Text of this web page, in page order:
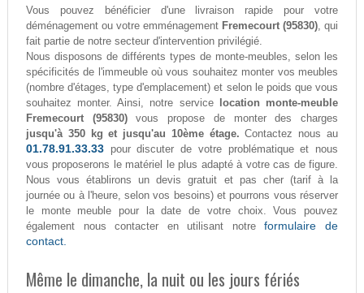
Vous pouvez bénéficier d'une livraison rapide pour votre
déménagement ou votre emménagement Fremecourt (95830), qui
fait partie de notre secteur d'intervention privilégié.
Nous disposons de différents types de monte-meubles, selon les
spécificités de l'immeuble où vous souhaitez monter vos meubles
(nombre d'étages, type d'emplacement) et selon le poids que vous
souhaitez monter. Ainsi, notre service
location monte-meuble
Fremecourt (95830)vous propose de monter des charges
jusqu'à 350 kg et jusqu'au 10ème étage. Contactez nous au
01.78.91.33.33pour discuter de votre problématique et nous
vous proposerons le matériel le plus adapté à votre cas de figure.
Nous vous établirons un devis gratuit et pas cher (tarif à la
journée ou à l'heure, selon vos besoins) et pourrons vous réserver
le monte meuble pour la date de votre choix. Vous pouvez
également nous contacter en utilisant notreformulaire de
contact.
Même le dimanche, la nuit ou les jours fériés